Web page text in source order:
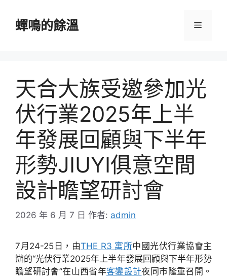
蟬鳴的餘溫 選
天合大族受邀參加光
伏行業2025年上半
年發展回顧與下半年
形勢JIUYI俱意空間
設計瞻望研討會
2026 年 6 月 7 日 作者: admin
7月24-25日，由THE R3 寓所中國光伏行業協會主
辦的“光伏行業2025年上半年發展回顧與下半年形勢
瞻望研討會”在山西省年客變設計夜同市隆重召開。